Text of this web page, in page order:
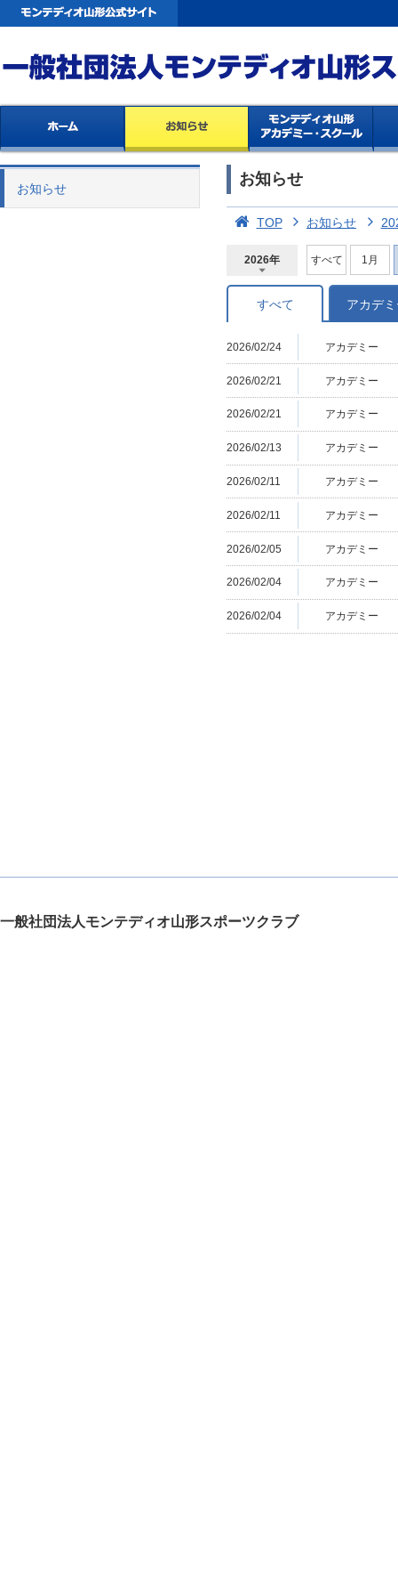
お知らせ
お知らせ
TOP お知らせ
2026年
2026年
2025年
2024年
2023年
2022年
2021年
2020年
2019年
2018年
2017年
2016年
2015年
2014年
すべて 1月
すべて アカデ
2026/02/24 アカデミー
2026/02/21 アカデミー
2026/02/21 アカデミー
2026/02/13 アカデミー
2026/02/11 アカデミー
2026/02/11 アカデミー
2026/02/05 アカデミー
2026/02/04 アカデミー
2026/02/04 アカデミー
一般社団法人モンテディオ山形スポーツクラブ